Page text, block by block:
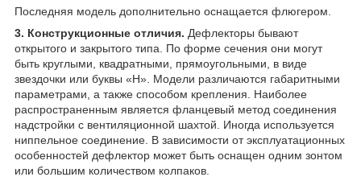
Последняя модель дополнительно оснащается флюгером.
3. Конструкционные отличия. Дефлекторы бывают
открытого и закрытого типа. По форме сечения они могут
быть круглыми, квадратными, прямоугольными, в виде
звездочки или буквы «Н». Модели различаются габаритными
параметрами, а также способом крепления. Наиболее
распространенным является фланцевый метод соединения
надстройки с вентиляционной шахтой. Иногда используется
ниппельное соединение. В зависимости от эксплуатационных
особенностей дефлектор может быть оснащен одним зонтом
или большим количеством колпаков.